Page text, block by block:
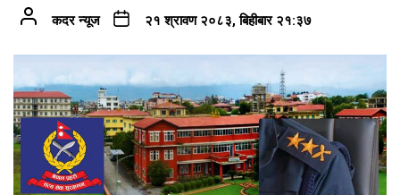
कदर न्यूज २१ श्रावण २०८३, बिहीबार २१:३७